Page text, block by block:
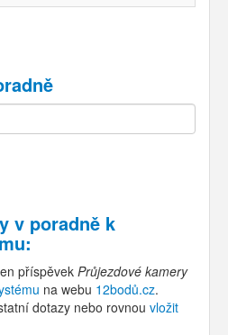
v poradně k
:
příspěvek Průjezdové kamery
na webu 12bodů.cz.
dotazy nebo rovnou vložit